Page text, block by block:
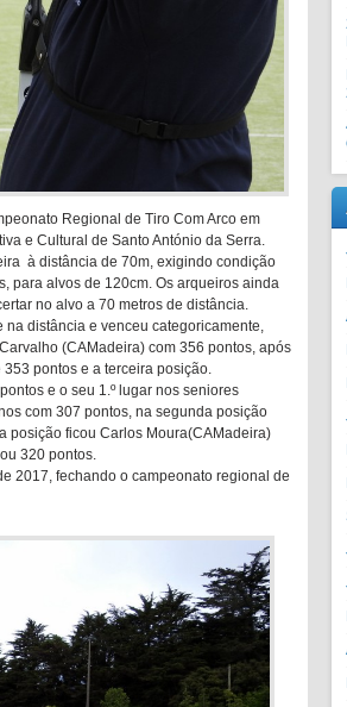
Regional de Tiro Com Arco em
e Cultural de Santo António da Serra.
à distância de 70m, exigindo condição
para alvos de 120cm. Os arqueiros ainda
no alvo a 70 metros de distância.
distância e venceu categoricamente,
(CAMadeira) com 356 pontos, após
pontos e a terceira posição.
e o seu 1.º lugar nos seniores
com 307 pontos, na segunda posição
posição ficou Carlos Moura(CAMadeira)
320 pontos.
2017, fechando o campeonato regional de